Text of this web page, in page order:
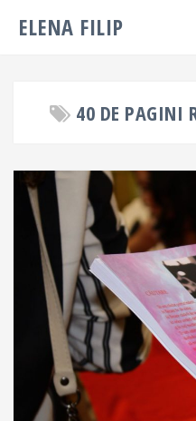
ELENA FILIP
40 DE PAGINI